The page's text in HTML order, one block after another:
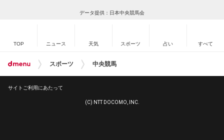
データ提供：日本中央競馬会
TOP ニュース 天気 スポーツ 占い すべて
スポーツ 中央競馬
サイトご利用にあたって
(C) NTT DOCOMO, INC.